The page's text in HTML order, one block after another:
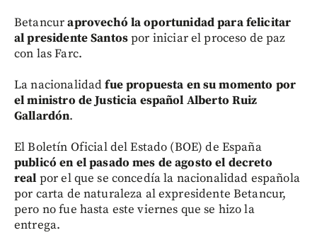
Betancuraprovechó la oportunidad para felicitar
al presidente Santospor iniciar el proceso de paz
con las Farc.
La nacionalidadfue propuesta en su momento por
el ministro de Justicia español Alberto Ruiz
Gallardón.
El Boletín Oficial del Estado (BOE) de España
publicó en el pasado mes de agosto el decreto
real por el que se concedía la nacionalidad española
por carta de naturaleza al expresidente Betancur,
pero no fue hasta este viernes que se hizo la
entrega.